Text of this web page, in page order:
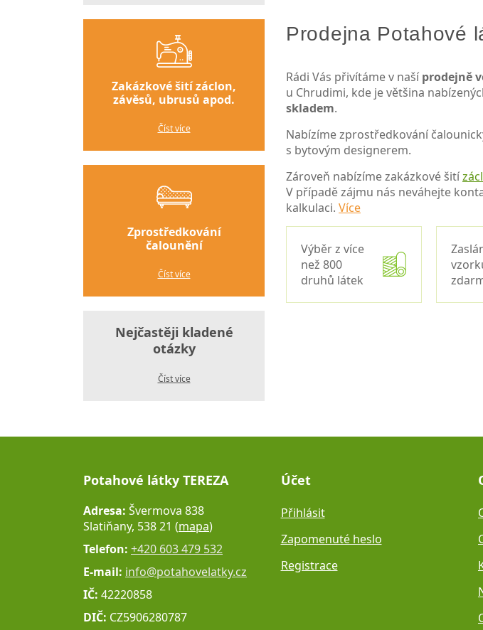
Zakázkové šití záclon,
závěsů, ubrusů apod.
Číst více
Zprostředkování
čalounění
Číst více
Nejčastěji kladené
otázky
Číst více
Prodejna Potahové
Rádi Vás přivítáme v naší prodejně
u Chrudimi, kde je většina
skladem.
Nabízíme zprostředkování
s bytovým designerem.
Zároveň nabízíme zakázkové šití
V případě zájmu nás neváhejte
kalkulaci. Více
Výběr z více
než 800
druhů látek
Potahové látky TEREZA
Adresa: Švermova 838
Slatiňany, 538 21 (mapa)
Telefon: +420 603 479 532
E-mail: info@potahovelatky.cz
IČ: 42220858
DIČ: CZ5906280787
Účet
Přihlásit
Zapomenuté heslo
Registrace